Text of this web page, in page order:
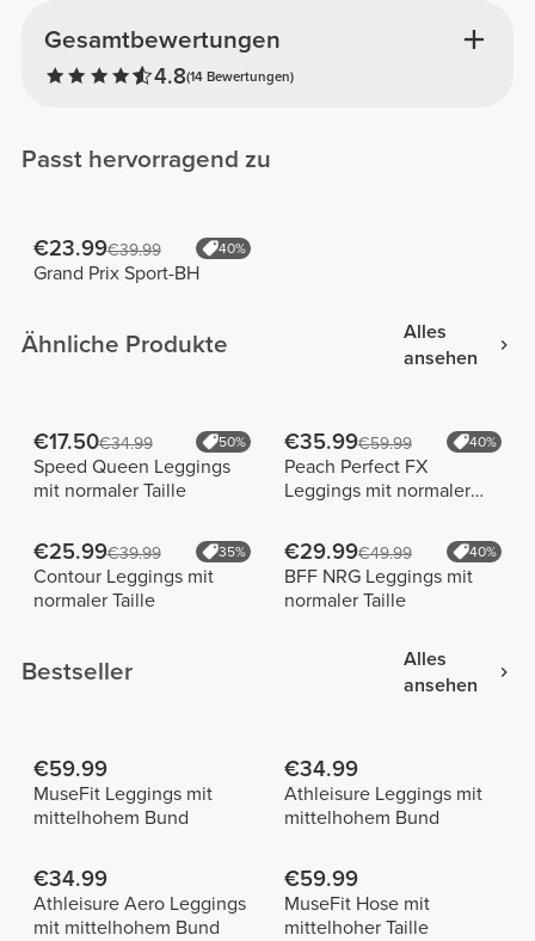
Gesamtbewertungen
4.8(14 Bewertungen)
Passt hervorragend zu
€23.99€39.99 40%
Grand Prix Sport-BH
Ähnliche Produkte
Alles
ansehen
€17.50€34.99 50%
Speed Queen Leggings
mit normaler Taille
€35.99€59.99 40%
Peach Perfect FX
Leggings mit normaler
€25.99€39.99 35%
Contour Leggings mit
normaler Taille
€29.99€49.99 40%
BFF NRG Leggings mit
normaler Taille
Bestseller
Alles
ansehen
€59.99
MuseFit Leggings mit
mittelhohem Bund
€34.99
Athleisure Leggings mit
mittelhohem Bund
€34.99
Athleisure Aero Leggings
mit mittelhohem Bund
€59.99
MuseFit Hose mit
mittelhoher Taille